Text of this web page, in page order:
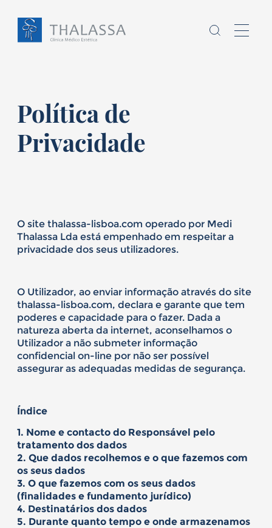
Chamo-me
E tenho anos
Política de
Privacidade
O site thalassa-lisboa.com operado por Medi
Thalassa Lda está empenhado em respeitar a
privacidade dos seus utilizadores.
O Utilizador, ao enviar informação através do site
thalassa-lisboa.com, declara e garante que tem
poderes e capacidade para o fazer. Dada a
natureza aberta da internet, aconselhamos o
Utilizador a não submeter informação
confidencial on-line por não ser possível
assegurar as adequadas medidas de segurança.
Índice
1. Nome e contacto do Responsável pelo
tratamento dos dados
2. Que dados recolhemos e o que fazemos com
os seus dados
3. O que fazemos com os seus dados
(finalidades e fundamento jurídico)
4. Destinatários dos dados
5. Durante quanto tempo e onde armazenamos